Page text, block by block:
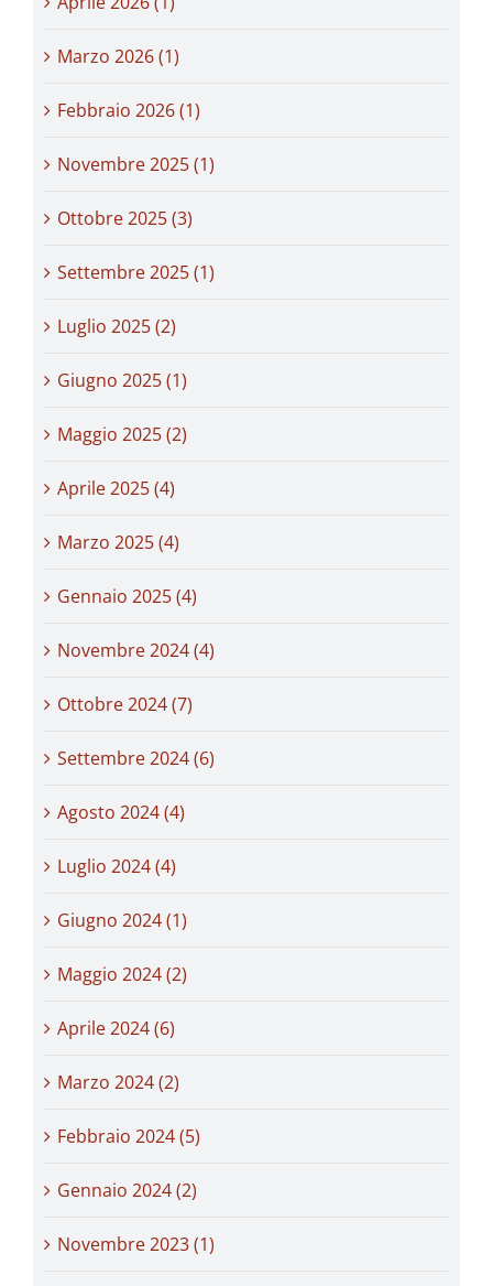
Marzo 2026 (1)
Febbraio 2026 (1)
Novembre 2025 (1)
Ottobre 2025 (3)
Settembre 2025 (1)
Luglio 2025 (2)
Giugno 2025 (1)
Maggio 2025 (2)
Aprile 2025 (4)
Marzo 2025 (4)
Gennaio 2025 (4)
Novembre 2024 (4)
Ottobre 2024 (7)
Settembre 2024 (6)
Agosto 2024 (4)
Luglio 2024 (4)
Giugno 2024 (1)
Maggio 2024 (2)
Aprile 2024 (6)
Marzo 2024 (2)
Febbraio 2024 (5)
Gennaio 2024 (2)
Novembre 2023 (1)